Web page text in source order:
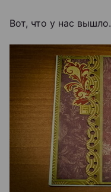
Вот, что у нас вышло.